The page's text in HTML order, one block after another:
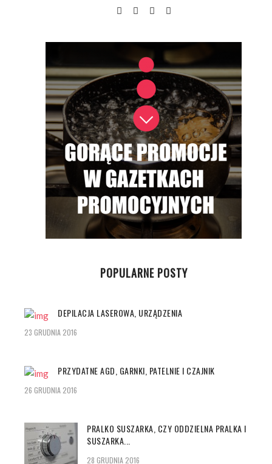
POPULARNE POSTY
DEPILACJA LASEROWA, URZĄDZENIA
23 GRUDNIA 2016
PRZYDATNE AGD, GARNKI, PATELNIE I CZAJNIK
26 GRUDNIA 2016
PRALKO SUSZARKA, CZY ODDZIELNA PRALKA I
SUSZARKA...
28 GRUDNIA 2016